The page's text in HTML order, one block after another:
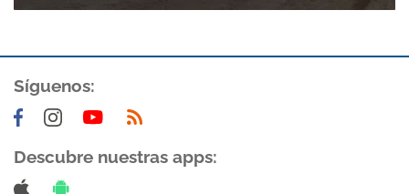
Síguenos:
Descubre nuestras apps: